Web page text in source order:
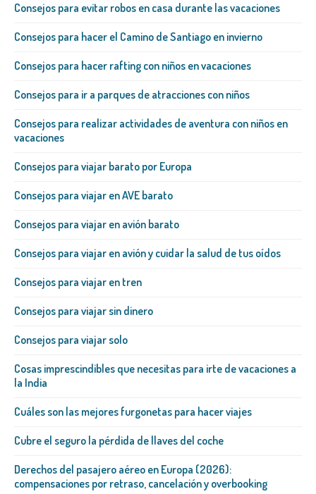
Consejos para evitar robos en casa durante las vacaciones
Consejos para hacer el Camino de Santiago en invierno
Consejos para hacer rafting con niños en vacaciones
Consejos para ir a parques de atracciones con niños
Consejos para realizar actividades de aventura con niños en
vacaciones
Consejos para viajar barato por Europa
Consejos para viajar en AVE barato
Consejos para viajar en avión barato
Consejos para viajar en avión y cuidar la salud de tus oídos
Consejos para viajar en tren
Consejos para viajar sin dinero
Consejos para viajar solo
Cosas imprescindibles que necesitas para irte de vacaciones a
la India
Cuáles son las mejores furgonetas para hacer viajes
Cubre el seguro la pérdida de llaves del coche
Derechos del pasajero aéreo en Europa (2026):
compensaciones por retraso, cancelación y overbooking